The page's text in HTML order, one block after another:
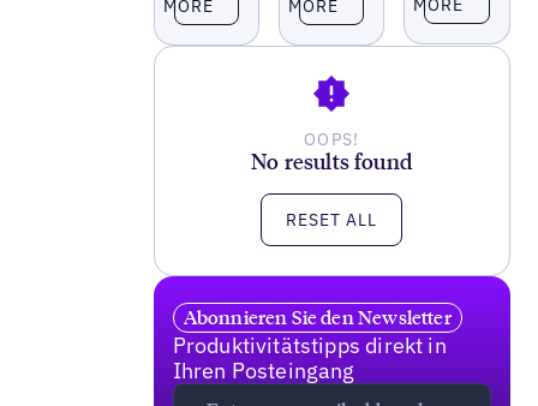
MORE MORE MORE
OOPS!
No results found
RESET ALL
Abonnieren Sie den Newsletter
Produktivitätstipps direkt in
Ihren Posteingang